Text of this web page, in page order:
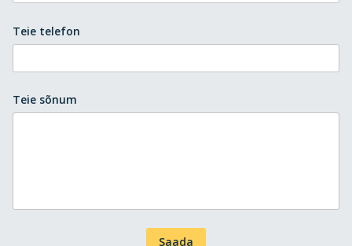
Teie telefon
Teie sõnum
Saada